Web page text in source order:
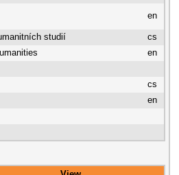
en
studií
cs
en
cs
en